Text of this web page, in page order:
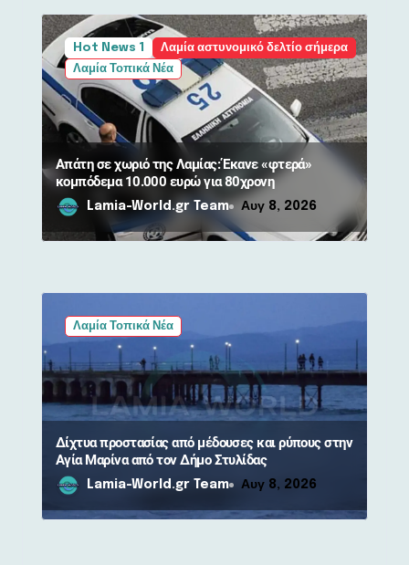
ρ
θ
ρ
ω
ν
Hot News 1
Λαμία αστυνομικό δελτίο σήμερα
Λαμία Τοπικά Νέα
Απάτη σε χωριό της Λαμίας: Έκανε «φτερά»
κομπόδεμα 10.000 ευρώ για 80χρονη
Lamia-World.gr Team Αυγ 8, 2026
Λαμία Τοπικά Νέα
Δίχτυα προστασίας από μέδουσες και ρύπους στην
Αγία Μαρίνα από τον Δήμο Στυλίδας
Lamia-World.gr Team Αυγ 8, 2026